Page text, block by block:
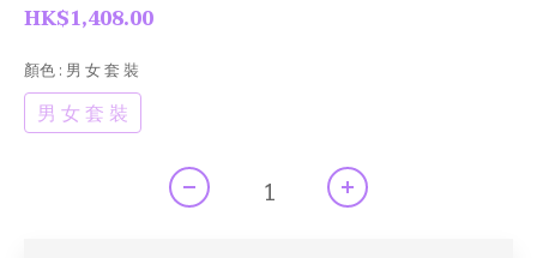
HK$1,408.00
顏色 : 男 女 套 裝
男 女 套 裝